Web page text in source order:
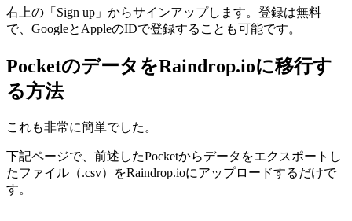
右上の「Sign up」からサインアップします。登録は無料
で、GoogleとAppleのIDで登録することも可能です。
PocketのデータをRaindrop.ioに移行す
る方法
これも非常に簡単でした。
下記ページで、前述したPocketからデータをエクスポートし
たファイル（.csv）をRaindrop.ioにアップロードするだけで
す。